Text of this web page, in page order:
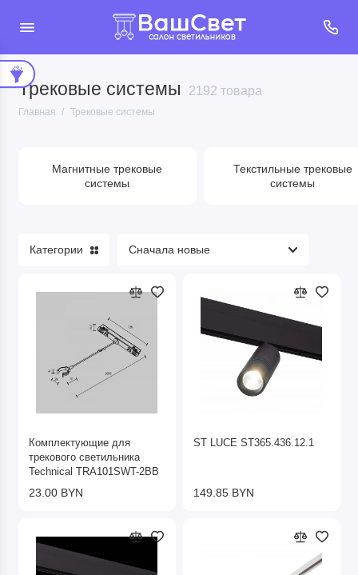
Трековые системы 2192 товара
Главная Трековые системы
Магнитные трековые системы
Магнитные трековые
системы
Текстильные трековые
системы
Категории
Комплектующие для
трекового светильника
Technical TRA101SWT-2BB
23.00 BYN
ST LUCE ST365.436.12.1
149.85 BYN